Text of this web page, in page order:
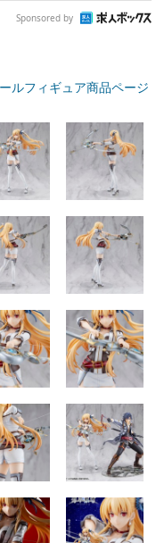
Sponsored by
ルフィギュア商品ページ